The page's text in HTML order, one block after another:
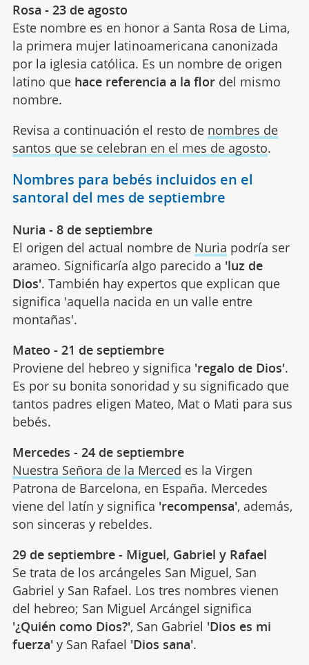
Rosa - 23 de agosto
Este nombre es en honor a Santa Rosa de Lima,
la primera mujer latinoamericana canonizada
por la iglesia católica. Es un nombre de origen
latino que hace referencia a la flordel mismo
nombre.
Revisa a continuación el resto de nombres de
santos que se celebran en el mes de agosto.
Nombres para bebés incluidos en el
santoral del mes de septiembre
Nuria - 8 de septiembre
El origen del actual nombre de Nuria podría ser
arameo. Significaría algo parecido a 'luz de
Dios'. También hay expertos que explican que
significa 'aquella nacida en un valle entre
montañas'.
Mateo - 21 de septiembre
Proviene del hebreo y significa 'regalo de Dios'.
Es por su bonita sonoridad y su significado que
tantos padres eligen Mateo, Mat o Mati para sus
bebés.
Mercedes - 24 de septiembre
Nuestra Señora de la Merced es la Virgen
Patrona de Barcelona, en España. Mercedes
viene del latín y significa 'recompensa', además,
son sinceras y rebeldes.
29 de septiembre - Miguel, Gabriel y Rafael
Se trata de los arcángeles San Miguel, San
Gabriel y San Rafael. Los tres nombres vienen
del hebreo; San Miguel Arcángel significa
'¿Quién como Dios?', San Gabriel 'Dios es mi
fuerza'y San Rafael 'Dios sana'.